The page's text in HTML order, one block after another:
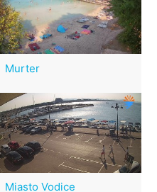
Murter
Miasto Vodice